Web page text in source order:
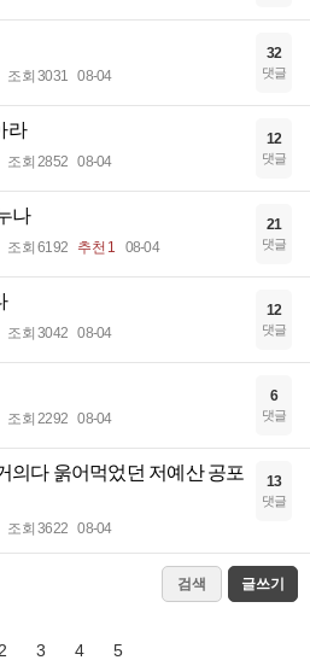
조회 3031 08-04
32
댓글
라
조회 2852 08-04
12
댓글
나
조회 6192 추천 1 08-04
21
댓글
조회 3042 08-04
12
댓글
조회 2292 08-04
6
댓글
의다 욹어먹었던 저예산 공포
조회 3622 08-04
13
댓글
검색 글쓰기
2 3 4 5